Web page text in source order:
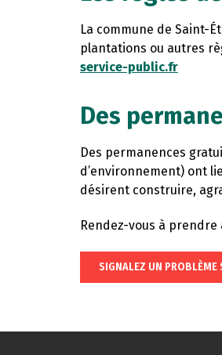
La commune de Saint-
plantations ou autres
service-public.fr
Des
Des permanences
d’environnement) ont
désirent construire,
Rendez-vous à prendre
SIGNALEZ UN PROBLÈME